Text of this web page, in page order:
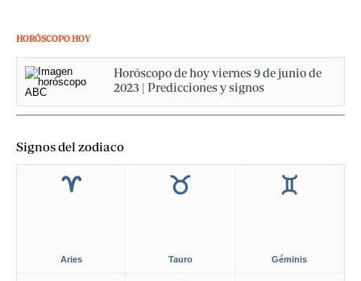
HORÓSCOPO HOY
Horóscopo de hoy viernes 9 de junio de
2023 | Predicciones y signos
Signos del zodiaco
Aries Tauro Géminis